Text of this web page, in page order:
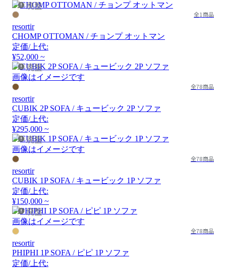
廃盤
全1商品
resortir
CHOMP OTTOMAN / チョンプ オットマン
定価/上代:
¥52,000 ~
廃盤
画像はイメージです
全78商品
resortir
CUBIK 2P SOFA / キュービック 2P ソファ
定価/上代:
¥295,000 ~
廃盤
画像はイメージです
全78商品
resortir
CUBIK 1P SOFA / キュービック 1P ソファ
定価/上代:
¥150,000 ~
廃盤
画像はイメージです
全78商品
resortir
PHIPHI 1P SOFA / ピピ 1P ソファ
定価/上代: